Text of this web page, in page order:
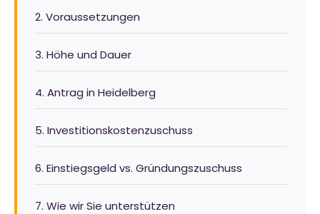
2. Voraussetzungen
3. Höhe und Dauer
4. Antrag in Heidelberg
5. Investitionskostenzuschuss
6. Einstiegsgeld vs. Gründungszuschuss
7. Wie wir Sie unterstützen